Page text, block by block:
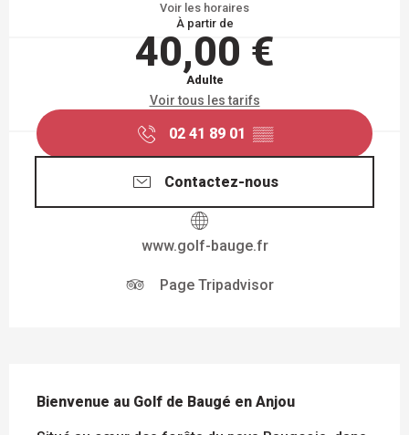
Voir les horaires
À partir de
40,00 €
Adulte
Voir tous les tarifs
02 41 89 01 ▒▒
Contactez-nous
www.golf-bauge.fr
Page Tripadvisor
Bienvenue au Golf de Baugé en Anjou